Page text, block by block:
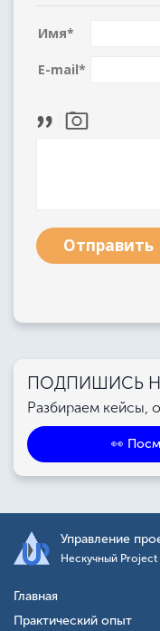
Имя*
E-mail*
Отправить
ПОДПИШИСЬ НА
Разбираем кейсы,
👀
Управление
Нескучный Project
Главная
Практический опыт